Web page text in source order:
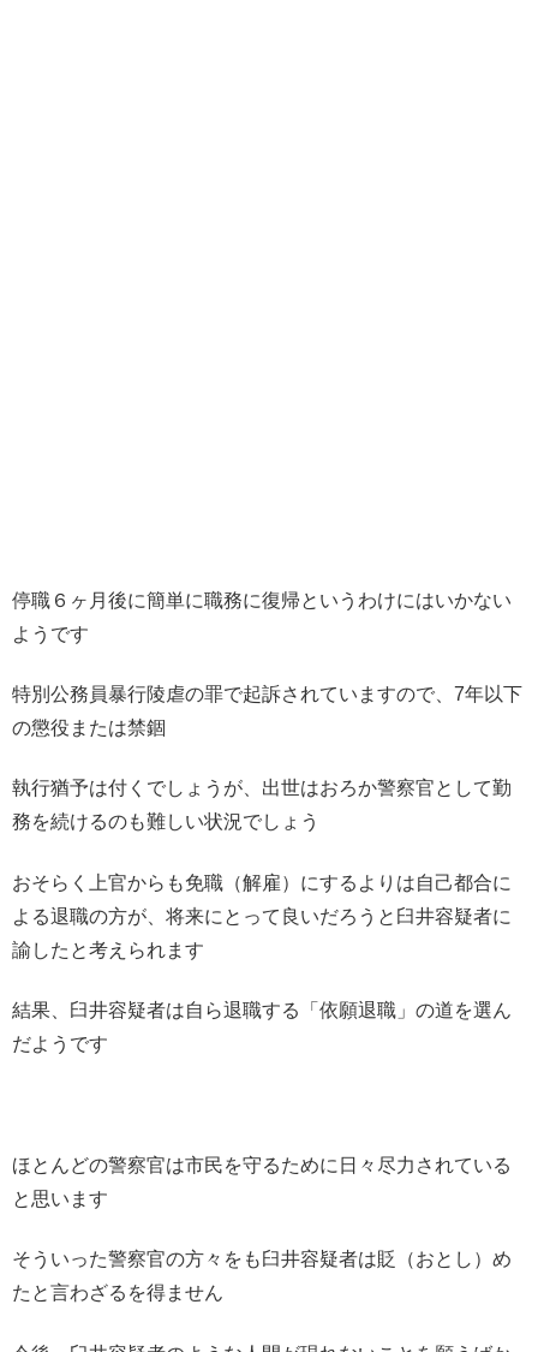
停職６ヶ月後に簡単に職務に復帰というわけにはいかない
ようです
特別公務員暴行陵虐の罪で起訴されていますので、7年以下
の懲役または禁錮
執行猶予は付くでしょうが、出世はおろか警察官として勤
務を続けるのも難しい状況でしょう
おそらく上官からも免職（解雇）にするよりは自己都合に
よる退職の方が、将来にとって良いだろうと臼井容疑者に
諭したと考えられます
結果、臼井容疑者は自ら退職する「依願退職」の道を選ん
だようです
ほとんどの警察官は市民を守るために日々尽力されている
と思います
そういった警察官の方々をも臼井容疑者は貶（おとし）め
たと言わざるを得ません